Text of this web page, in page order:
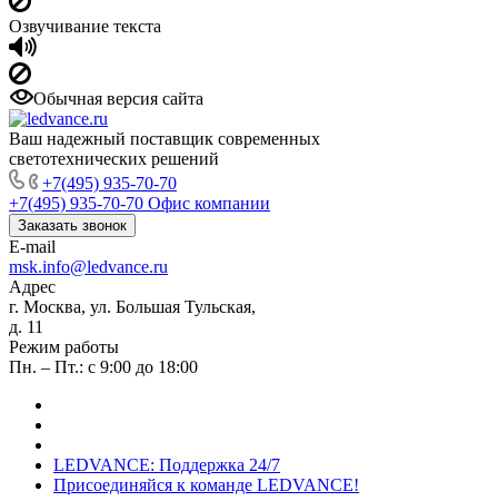
Озвучивание текста
Обычная версия сайта
Ваш надежный поставщик современных
светотехнических решений
+7(495) 935-70-70
+7(495) 935-70-70 Офис компании
Заказать звонок
E-mail
msk.info@ledvance.ru
Адрес
г. Москва, ул. Большая Тульская,
д. 11
Режим работы
Пн. – Пт.: с 9:00 до 18:00
LEDVANCE: Поддержка 24/7
Присоединяйся к команде LEDVANCE!